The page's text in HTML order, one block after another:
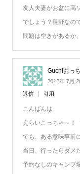
友人夫妻がお盆に高
でしょう？長野なの
問題は空きがあるか
Guchiおっ
2012年 7月
返信 引用
こんばんは。
えらいこっちゃ～！
でも、ある意味事前
当日、行ったらダメ
予約なしのキャンプ